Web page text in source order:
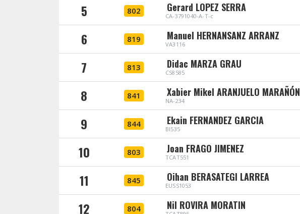
5 802 Gerard LOPEZ SERRA
CA-3791040-A-T-c
6 819 Manuel HERNANSANZ ARRANZ
VA3116
7 813 Didac MARZA GRAU
CS8585
8 841 Xabier Mikel ARANJUELO MARAÑÓN
NA-234
9 844 Ekain FERNANDEZ GARCIA
BI535
10 803 Joan FRAGO JIMENEZ
TCAT551
11 845 Oihan BERASATEGI LARREA
EUSS1053
12 804 Nil ROVIRA MORATIN